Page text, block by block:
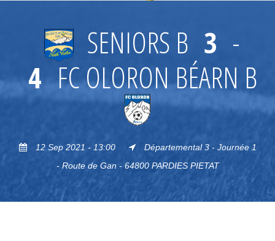
SENIORS B 3 -
4 FC OLORON BÉARN B
12 Sep 2021 - 13:00
Départemental 3 - Journée 1
- Route de Gan - 64800 PARDIES PIETAT